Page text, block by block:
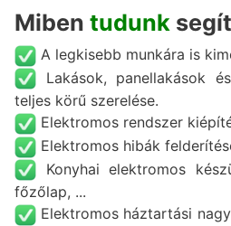
Miben tudunk
A legkisebb munkára is
Lakások, panellakások
teljes körű szerelése.
Elektromos rendszer
Elektromos hibák
Konyhai elektromos
főzőlap, ...
Elektromos háztartási